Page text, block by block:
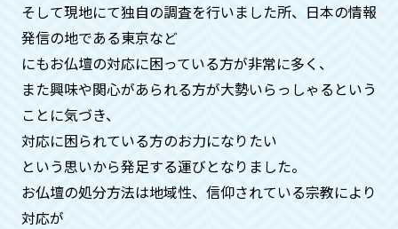
ご安心ください。搬出時には中身がわか
らないよう梱包などをいたしますので、
周りの方に知られることはございませ
ん。
供養がどのようにされているか確認
はできますか？
そして現地にて独自の調査を⾏いました所、日本の情報
発信の地である東京など
にもお仏壇の対応に困っている方が非常に多く、
また興味や関心があられる方が大勢いらっしゃるという
ことに気づき、
対応に困られている方のお力になりたい
という思いから発⾜する運びとなりました。
お仏壇の処分方法は地域性、信仰されている宗教により
対応が